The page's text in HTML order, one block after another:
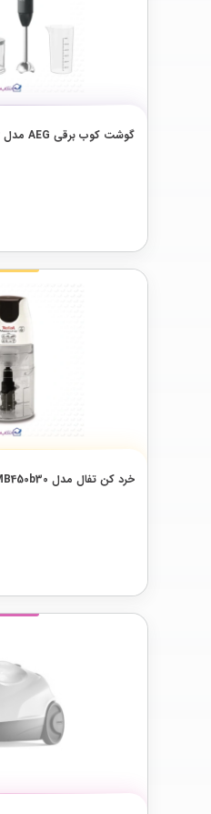
گوشت کوب برقی AEG مدل Hb4_1_6cw
خرد کن تفال مدل MB450b30